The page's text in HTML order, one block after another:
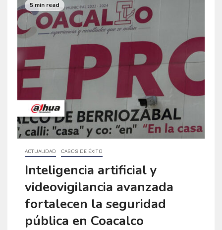
5 min read
ACTUALIDAD CASOS DE ÉXITO
Inteligencia artificial y
videovigilancia avanzada
fortalecen la seguridad
pública en Coacalco